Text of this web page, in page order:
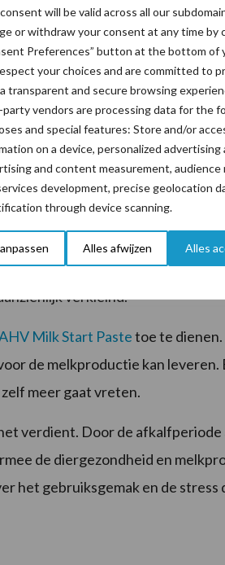
will be valid across all our
or withdraw your consent at any time by
Preferences” button at the bottom of
your choices and are committed to
transparent and secure browsing
vendors are processing data for the
and special features: Store and/or
on a device, personalized
and content measurement, audience
development, precise geolocation
through device scanning.
Alles afwijzen Alles
Milk Start Paste en AHV Metri
advies kan er altijd beter
gegeven en ondersteunt uw koe
en actieve Vitamine D3.
en de darmen en vult het tekort
Metri Tablettoe te dienen bij uw
verbetert de hygiëne van de
verkleind.
Milk Start Pastetoe te
de melkproductie kan leveren.
meer gaat vreten.
verdient. Door de afkalfperiode
de diergezondheid en
het gebruiksgemak en de stress